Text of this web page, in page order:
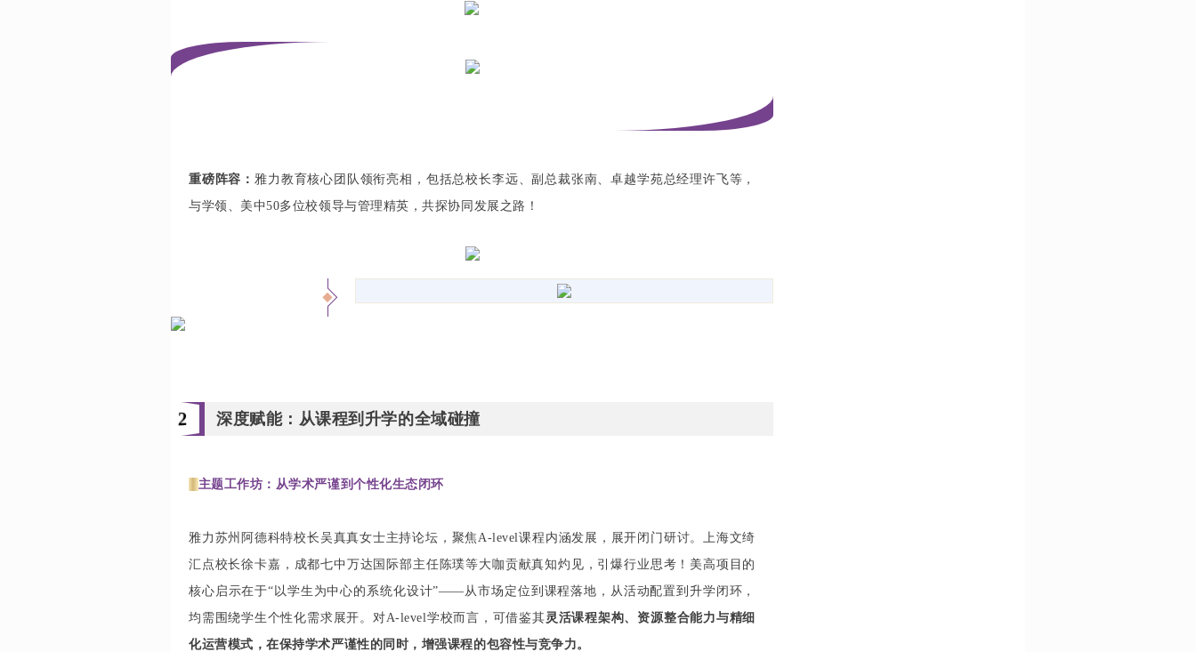
重磅阵容：雅力教育核心团队领衔亮相，包括总校长李远、副总裁张南、卓越学苑总经理许飞等，
与学领、美中50多位校领导与管理精英，共探协同发展之路！
2 深度赋能：从课程到升学的全域碰撞
主题工作坊：从学术严谨到个性化生态闭环
雅力苏州阿德科特校长吴真真女士主持论坛，聚焦A-level课程内涵发展，展开闭门研讨。上海文绮
汇点校长徐卡嘉，成都七中万达国际部主任陈璞等大咖贡献真知灼见，引爆行业思考！美高项目的
核心启示在于“以学生为中心的系统化设计”——从市场定位到课程落地，从活动配置到升学闭环，
均需围绕学生个性化需求展开。对A-level学校而言，可借鉴其灵活课程架构、资源整合能力与精细
化运营模式 ，在保持学术严谨性的同时，增强课程的包容性与竞争力。